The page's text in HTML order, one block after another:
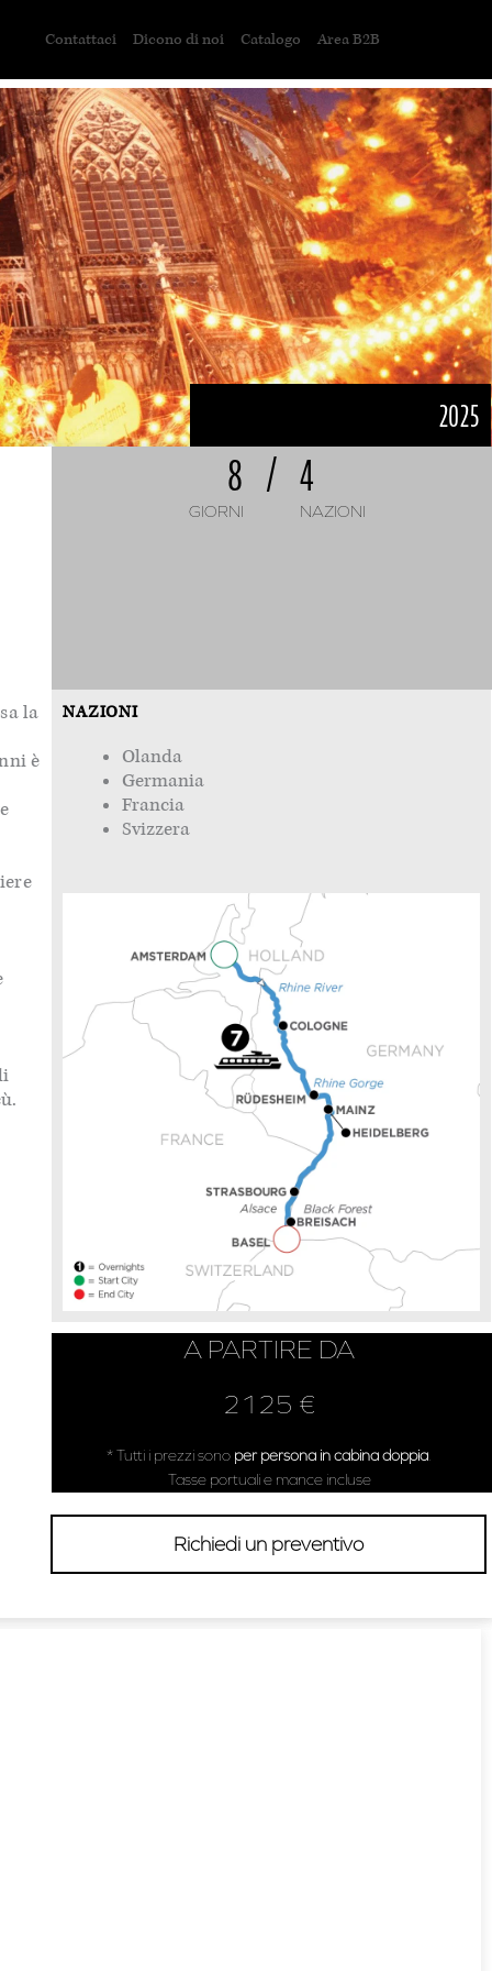
Contattaci Dicono di noi Catalogo Area B2B
2025
8
GIORNI
/ 4
NAZIONI
la
è
NAZIONI
Olanda
Germania
Francia
Svizzera
A PARTIRE DA
2125 €
* Tutti i prezzi sono per persona in cabina doppia.
Tasse portuali e mance incluse
Richiedi un preventivo